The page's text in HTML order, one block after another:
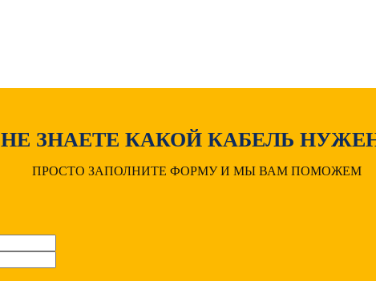
НЕ ЗНАЕТЕ КАКОЙ КАБЕЛЬ
ПРОСТО ЗАПОЛНИТЕ ФОРМУ И МЫ ВАМ ПОМОЖЕМ